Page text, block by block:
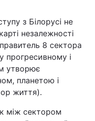
з Білорусі не
незалежності
8 сектора
прогресивному і
утворює
планетою і
життя).
між сектором